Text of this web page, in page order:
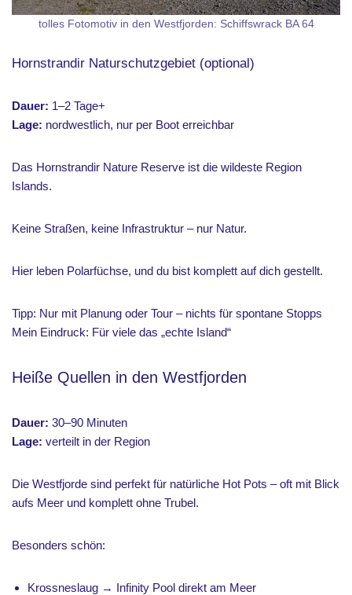
tolles Fotomotiv in den Westfjorden: Schiffswrack BA 64
Hornstrandir Naturschutzgebiet (optional)
Dauer: 1–2 Tage+
Lage: nordwestlich, nur per Boot erreichbar
Das Hornstrandir Nature Reserve ist die wildeste Region
Islands.
Keine Straßen, keine Infrastruktur – nur Natur.
Hier leben Polarfüchse, und du bist komplett auf dich gestellt.
Tipp: Nur mit Planung oder Tour – nichts für spontane Stopps
Mein Eindruck: Für viele das „echte Island“
Heiße Quellen in den Westfjorden
Dauer: 30–90 Minuten
Lage: verteilt in der Region
Die Westfjorde sind perfekt für natürliche Hot Pots – oft mit Blick
aufs Meer und komplett ohne Trubel.
Besonders schön:
Krossneslaug → Infinity Pool direkt am Meer